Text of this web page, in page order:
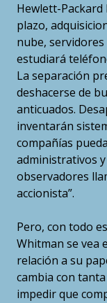
Hewlett-
plazo,
nube,
estudiará
La separación
deshacerse de
anticuados.
inventarán
compañías
administrativos
observadores
accionista”.
Pero, con todo
Whitman se vea
relación a su
cambia con
impedir que